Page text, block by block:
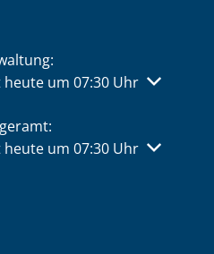
oder Schließzeiten
um 07:30 Uhr
oder Schließzeiten
um 07:30 Uhr